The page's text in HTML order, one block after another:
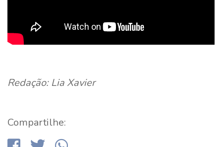
Redação: Lia Xavier
Compartilhe: